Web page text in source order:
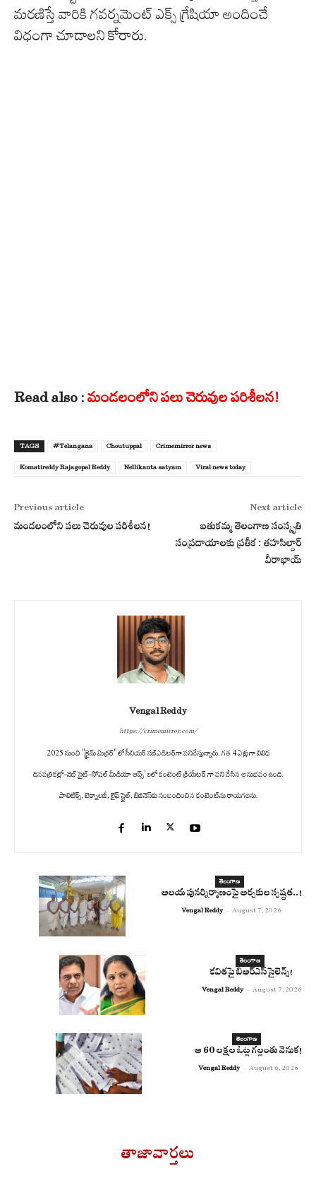
మరణిస్తే వారికి గవర్నమెంట్ ఎక్స్ గ్రేషియా అందించే
విధంగా చూడాలని కోరారు.
Read also : మండలంలోని పలు చెరువుల పరిశీలన!
TAGS #Telangana Choutuppal Crimemirror news
Komatireddy Rajagopal Reddy Nellikanta satyam Viral news today
Previous article
మండలంలోని పలు చెరువుల పరిశీలన!
Next article
బతుకమ్మ తెలంగాణ సంస్కృతి
సంప్రదాయాలకు ప్రతీక : తహసిల్దార్
వీరాభాయ్
Vengal Reddy
https://crimemirror.com/
2025 నుంచి "క్రైమ్ మిర్రర్" లో సీనియర్ సబ్‌ఎడిటర్‌గా పనిచేస్తున్నారు. గత 4 ఏళ్లుగా వివిధ
దినపత్రికల్లో-వెబ్ సైట్-సోషల్ మీడియా ఆప్స్' లలో కంటెంట్ క్రియేటర్ గా పని చేసిన అనుభవం ఉంది.
పాలిటిక్స్‌, టెక్నాలజీ, లైఫ్‌ స్టైల్‌, బిజినెస్‌కు సంబంధించిన కంటెంట్‌ను రాయగలను.
తెలంగాణ
ఆలయ పునర్నిర్మాణంపై అర్చకుల స్పష్టత..!
Vengal Reddy - August 7, 2026
తెలంగాణ
కవితపై బిఆర్ఎస్ సైలెన్స్!
Vengal Reddy - August 7, 2026
తెలంగాణ
ఆ 60 లక్షల ఓట్ల గల్లంతు వెనుక!
Vengal Reddy - August 6, 2026
తాజావార్తలు